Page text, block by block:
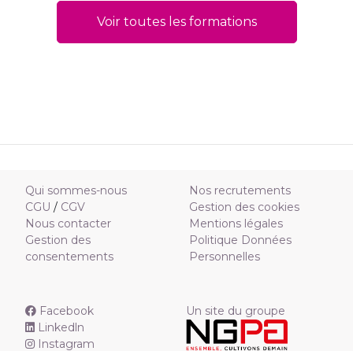
Voir toutes les formations
Qui sommes-nous
CGU / CGV
Nous contacter
Gestion des
consentements
Nos recrutements
Gestion des cookies
Mentions légales
Politique Données
Personnelles
Facebook
Linkedln
Instagram
Un site du groupe